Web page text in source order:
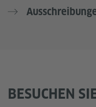
BESUCHEN